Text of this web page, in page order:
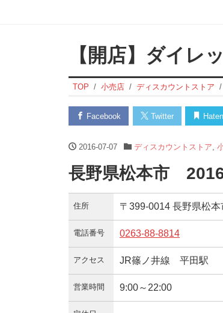
【開店】ダイレ
TOP 小売店 ディスカウントストア
Facebook Twitter
2016-07-07 ディスカウントストア
長野県松本市
住所 〒399-0014 長野県松
電話番号 0263-88-8814
アクセス JR篠ノ井線 平田駅
営業時間 9:00～22:00